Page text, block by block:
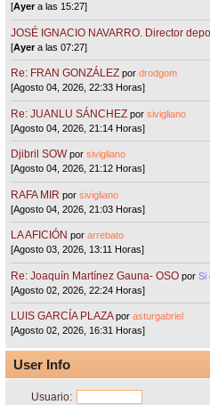
[Ayera las 15:27]
JOSÉ IGNACIO NAVARRO. Director
[Ayera las 07:27]
Re: FRAN GONZÁLEZ pordrodgom
[Agosto 04, 2026, 22:33 Horas]
Re: JUANLU SÁNCHEZ porsivigliano
[Agosto 04, 2026, 21:14 Horas]
Djibril SOW porsivigliano
[Agosto 04, 2026, 21:12 Horas]
RAFA MIR porsivigliano
[Agosto 04, 2026, 21:03 Horas]
LA AFICIÓN porarrebato
[Agosto 03, 2026, 13:11 Horas]
Re: Joaquín Martínez Gauna- OSO porSi
[Agosto 02, 2026, 22:24 Horas]
LUIS GARCÍA PLAZA porasturgabriel
[Agosto 02, 2026, 16:31 Horas]
User Info
Usuario: